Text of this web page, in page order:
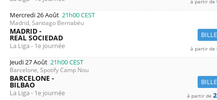
à partir de
Mercredi 26 Août 21h00CEST
Madrid, Santiago Bernabéu
MADRID -
REAL SOCIEDAD
La Liga - 1e journée à partir de
Jeudi 27 Août 21h00CEST
Barcelone, Spotify Camp Nou
BARCELONE -
BILBAO
La Liga - 1e journée à partir de